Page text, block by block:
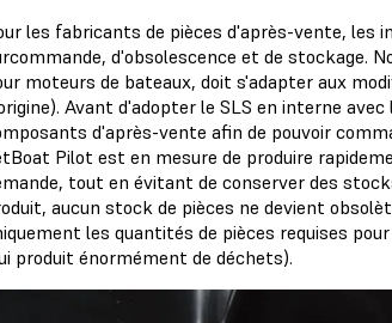
les fabricants de pièces d'après-vente, les
d'obsolescence et de stockage.
moteurs de bateaux, doit s'adapter aux
Avant d'adopter le SLS en interne
d'après-vente afin de pouvoir
Pilot est en mesure de produire
tout en évitant de conserver des
aucun stock de pièces ne devient
les quantités de pièces requises
produit énormément de déchets).